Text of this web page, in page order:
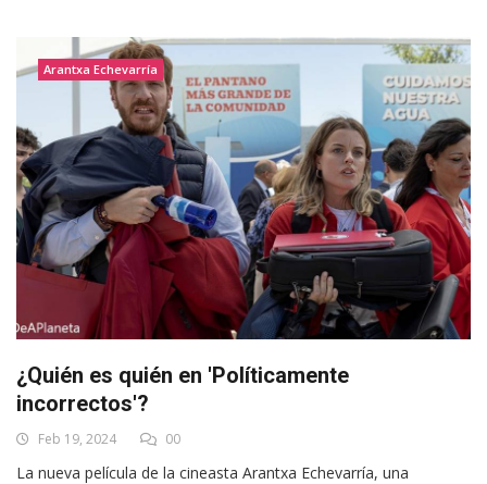
Arantxa Echevarría
¿Quién es quién en 'Políticamente
incorrectos'?
Feb 19, 2024 00
La nueva película de la cineasta Arantxa Echevarría, una